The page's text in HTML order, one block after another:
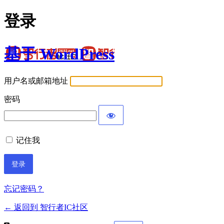
登录
基于 WordPress
用户名或邮箱地址
密码
记住我
忘记密码？
← 返回到 智行者IC社区